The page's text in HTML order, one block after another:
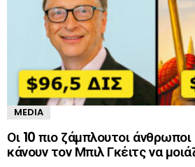
MEDIA
Οι 10 πιο ζάμπλουτοι
κάνουν τον Μπιλ Γκέιτς να